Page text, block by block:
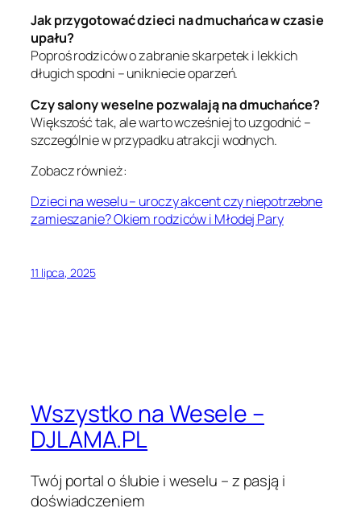
Jak przygotować dzieci na dmuchańca w czasie
upału?
Poproś rodziców o zabranie skarpetek i lekkich
długich spodni – unikniecie oparzeń.
Czy salony weselne pozwalają na dmuchańce?
Większość tak, ale warto wcześniej to uzgodnić –
szczególnie w przypadku atrakcji wodnych.
Zobacz również:
Dzieci na weselu – uroczy akcent czy niepotrzebne
zamieszanie? Okiem rodziców i Młodej Pary
11 lipca, 2025
Wszystko na Wesele –
DJLAMA.PL
Twój portal o ślubie i weselu – z pasją i
doświadczeniem